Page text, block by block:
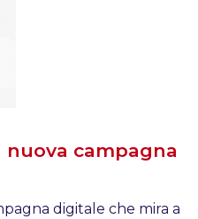
nuova campagna
digitale che mira a